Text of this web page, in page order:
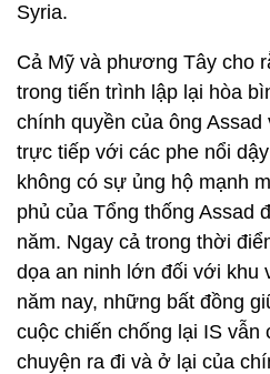
Syria.
Cả Mỹ và phương Tây cho
trong tiến trình lập lại hòa
chính quyền của ông Assad
trực tiếp với các phe nổi
không có sự ủng hộ mạnh
phủ của Tổng thống Assad
năm. Ngay cả trong thời
dọa an ninh lớn đối với khu
năm nay, những bất đồng
cuộc chiến chống lại IS vẫn
chuyện ra đi và ở lại của